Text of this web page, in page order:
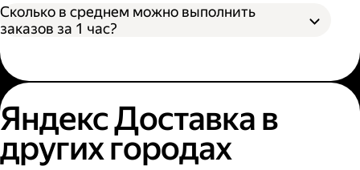
Сколько в среднем можно выполнить
заказов за 1 час?
Яндекс Доставка в
других городах